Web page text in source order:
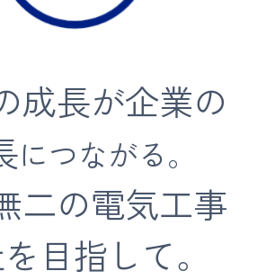
成長が企業の
につながる。
二の電気工事
目指して。